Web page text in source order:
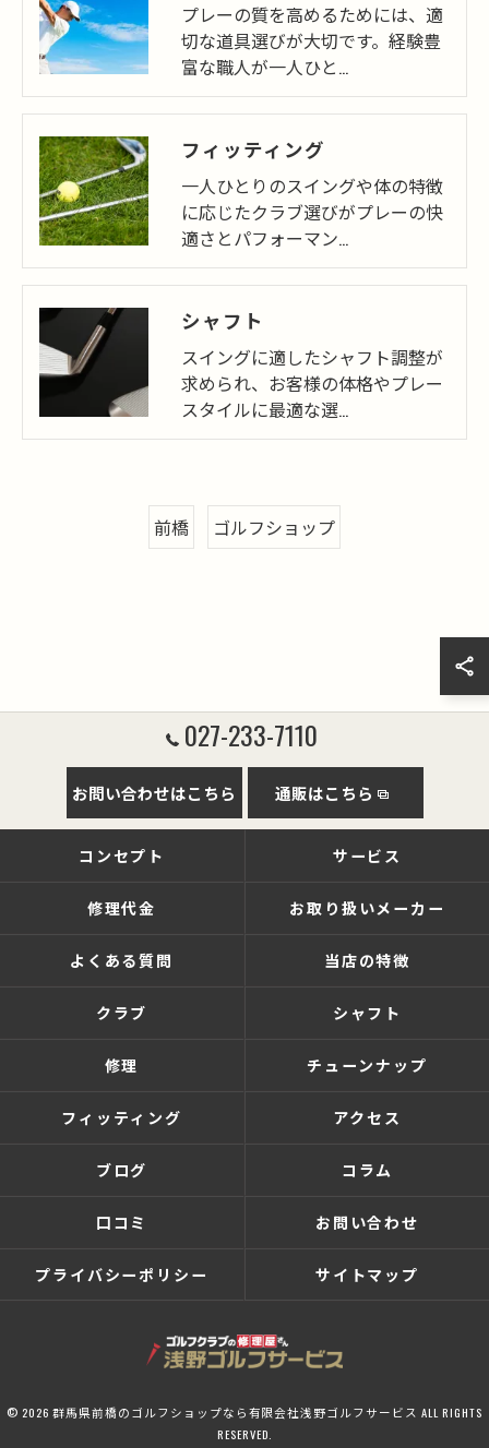
プレーの質を高めるためには、適
切な道具選びが大切です。経験豊
富な職人が一人ひと…
フィッティング
一人ひとりのスイングや体の特徴
に応じたクラブ選びがプレーの快
適さとパフォーマン…
シャフト
スイングに適したシャフト調整が
求められ、お客様の体格やプレー
スタイルに最適な選…
前橋 ゴルフショップ
027-233-7110
お問い合わせはこちら 通販はこちら
コンセプト サービス
修理代金 お取り扱いメーカー
よくある質問 当店の特徴
クラブ シャフト
修理 チューンナップ
フィッティング アクセス
ブログ コラム
口コミ お問い合わせ
プライバシーポリシー サイトマップ
© 2026 群馬県前橋のゴルフショップなら有限会社浅野ゴルフサービス ALL RIGHTS
RESERVED.